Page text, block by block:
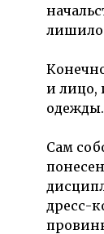
лишило
и лицо,
Сам
дресс-